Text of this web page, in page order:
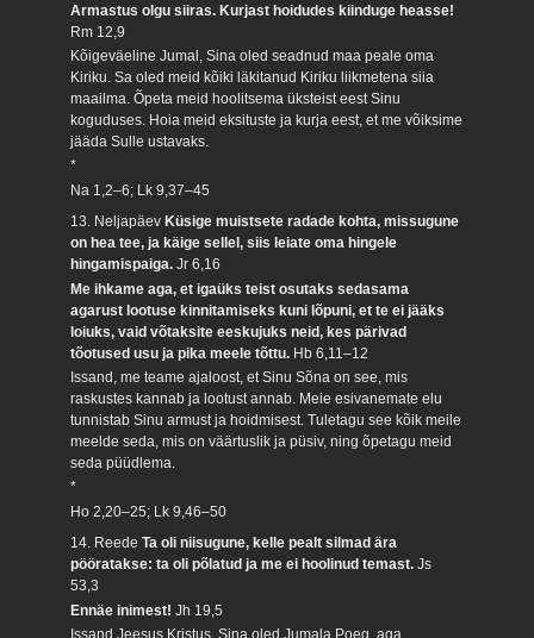
Armastus olgu siiras. Kurjast hoidudes kiinduge heasse!
Rm 12,9
Kõigeväeline Jumal, Sina oled seadnud maa peale oma
Kiriku. Sa oled meid kõiki läkitanud Kiriku liikmetena siia
maailma. Õpeta meid hoolitsema üksteist eest Sinu
koguduses. Hoia meid eksituste ja kurja eest, et me võiksime
jääda Sulle ustavaks.
*
Na 1,2–6; Lk 9,37–45
13. Neljapäev Küsige muistsete radade kohta, missugune
on hea tee, ja käige sellel, siis leiate oma hingele
hingamispaiga.Jr 6,16
Me ihkame aga, et igaüks teist osutaks sedasama
agarust lootuse kinnitamiseks kuni lõpuni, et te ei jääks
loiuks, vaid võtaksite eeskujuks neid, kes pärivad
tõotused usu ja pika meele tõttu. Hb 6,11–12
Issand, me teame ajaloost, et Sinu Sõna on see, mis
raskustes kannab ja lootust annab. Meie esivanemate elu
tunnistab Sinu armust ja hoidmisest. Tuletagu see kõik meile
meelde seda, mis on väärtuslik ja püsiv, ning õpetagu meid
seda püüdlema.
*
Ho 2,20–25; Lk 9,46–50
14. ReedeTa oli niisugune, kelle pealt silmad ära
pööratakse: ta oli põlatud ja me ei hoolinud temast.Js
53,3
Ennäe inimest!Jh 19,5
Issand Jeesus Kristus, Sina oled Jumala Poeg, aga